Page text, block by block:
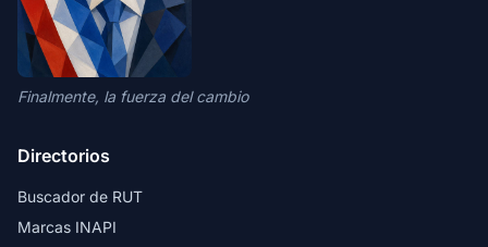
Finalmente, la fuerza del cambio
Directorios
Buscador de RUT
Marcas INAPI